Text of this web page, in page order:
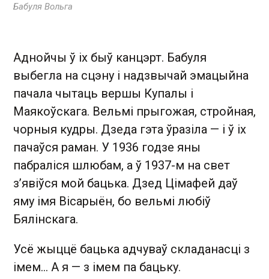
Бабуля Вольга
Аднойчы ў іх быў канцэрт. Бабуля
выбегла на сцэну і надзвычай эмацыйна
пачала чытаць вершы Купалы і
Маякоўскага. Вельмі прыгожая, стройная,
чорныя кудры. Дзеда гэта ўразіла — і ў іх
пачаўся раман. У 1936 годзе яны
пабраліся шлюбам, а ў 1937-м на свет
з’явіўся мой бацька. Дзед Цімафей даў
яму імя Вісарыён, бо вельмі любіў
Бялінскага.
Усё жыццё бацька адчуваў складанасці з
імем… А я — з імем па бацьку.